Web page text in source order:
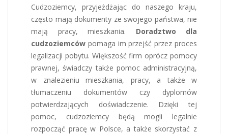
Cudzoziemcy, przyjeżdżając do naszego kraju,
często mają dokumenty ze swojego państwa, nie
mają pracy, mieszkania.
Doradztwo dla
cudzoziemców pomaga im przejść przez proces
legalizacji pobytu. Większość firm oprócz pomocy
prawnej, świadczy także pomoc administracyjną,
w znalezieniu mieszkania, pracy, a także w
tłumaczeniu dokumentów czy dyplomów
potwierdzających doświadczenie. Dzięki tej
pomoc, cudzoziemcy będą mogli legalnie
rozpocząć pracę w Polsce, a także skorzystać z